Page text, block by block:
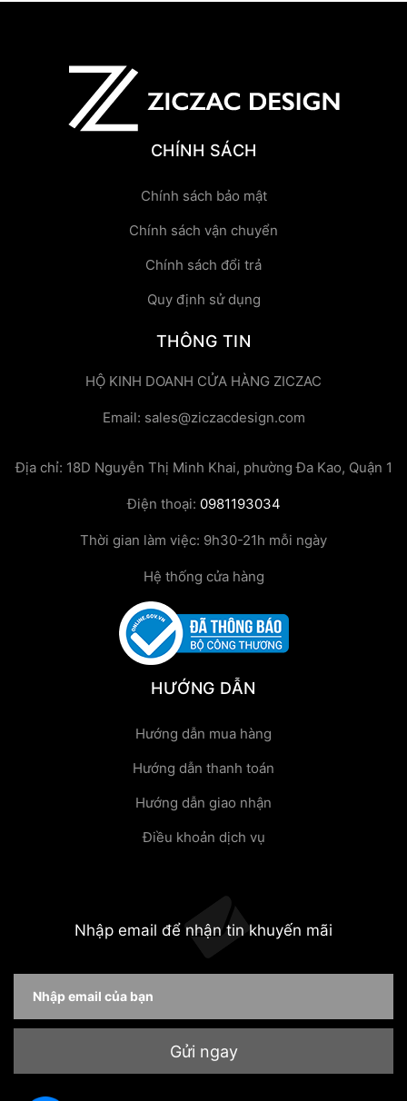
CHÍNH SÁCH
Chính sách bảo mật
Chính sách vận chuyển
Chính sách đổi trả
Quy định sử dụng
THÔNG TIN
HỘ KINH DOANH CỬA HÀNG ZICZAC
Email: sales@ziczacdesign.com
Địa chỉ: 18D Nguyễn Thị Minh Khai, phường Đa Kao, Quận 1
Điện thoại: 0981193034
Thời gian làm việc: 9h30-21h mỗi ngày
Hệ thống cửa hàng
HƯỚNG DẪN
Hướng dẫn mua hàng
Hướng dẫn thanh toán
Hướng dẫn giao nhận
Điều khoản dịch vụ
Nhập email để nhận tin khuyến mãi
Gửi ngay